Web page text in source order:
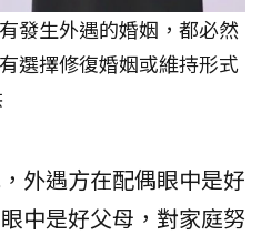
發生外遇的婚姻，都必然
選擇修復婚姻或維持形式
外遇方在配偶眼中是好
中是好父母，對家庭努